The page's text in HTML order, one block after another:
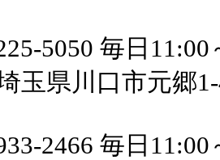
5050 毎日11:00
玉県川口市元郷
2466 毎日11:00